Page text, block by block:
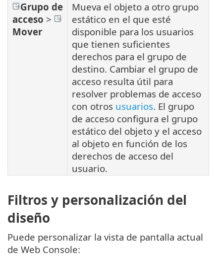
Grupo de
acceso >
Mover
Mueva el objeto a otro grupo
estático en el que esté
disponible para los usuarios
que tienen suficientes
derechos para el grupo de
destino. Cambiar el grupo de
acceso resulta útil para
resolver problemas de acceso
con otros usuarios. El grupo
de acceso configura el grupo
estático del objeto y el acceso
al objeto en función de los
derechos de acceso del
usuario.
Filtros y personalización del
diseño
Puede personalizar la vista de pantalla actual
de Web Console: